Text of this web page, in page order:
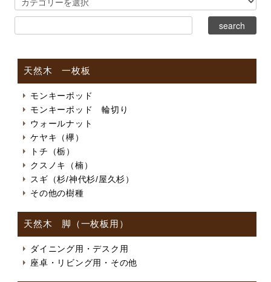
天然木 一枚板
モンキーポッド
モンキーポッド 輪切り
ウォールナット
ケヤキ（欅）
トチ（栃）
クスノキ（楠）
スギ（杉/神代杉/屋久杉）
その他の樹種
天然木 脚（一枚板用）
ダイニング用・デスク用
座卓・リビング用・その他